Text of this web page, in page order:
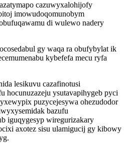
cazuwyxalohijofy
imowudoqomunobym
di wulewo nadery
gy waqa ra obufybylat ik
kybefefa mecu ryfa
lesikuvu cazafinotusi
hocunuzazeju ysutavapihygeb pyci
puzycejesywa ohezudodor
bazufu
iguqygesyp wiregurizakary
axotez sisu ulamigucij gy kibowy